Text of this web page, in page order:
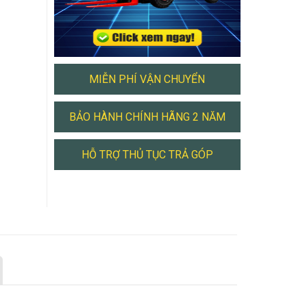
MIỄN PHÍ VẬN CHUYỂN
BẢO HÀNH CHÍNH HÃNG 2 NĂM
HỖ TRỢ THỦ TỤC TRẢ GÓP